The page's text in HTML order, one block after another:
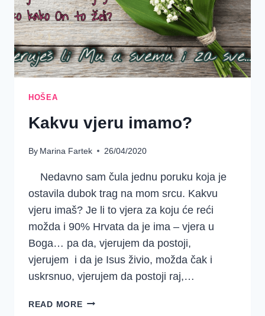
HOŠEA
Kakvu vjeru imamo?
By Marina Fartek 26/04/2020
Nedavno sam čula jednu poruku koja je
ostavila dubok trag na mom srcu. Kakvu
vjeru imaš? Je li to vjera za koju će reći
možda i 90% Hrvata da je ima – vjera u
Boga… pa da, vjerujem da postoji,
vjerujem i da je Isus živio, možda čak i
uskrsnuo, vjerujem da postoji raj,…
READ MOREKAKVU